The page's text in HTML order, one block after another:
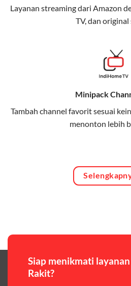
Memudahkan Anda dalam
meningkatkan keamanan.
Bagikan kuota internet hingga
keluarga atau teman secara
One Bill System
Tagihan internet rumah dan
dalam satu pembayaran.
Hemat biaya dengan paket
premium,berikut ulasan
Paket Easy
Layanan streaming dari Amazon
TV, dan original
Minipack
Tambah channel favorit sesuai
menonton lebih
Siap menikmati
Rakit?